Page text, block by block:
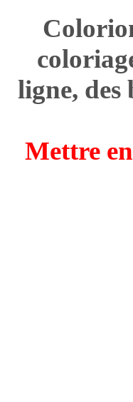
ligne, des
Mettre